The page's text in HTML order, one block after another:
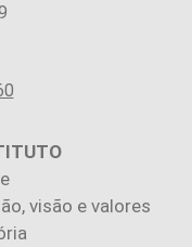
visão e valores